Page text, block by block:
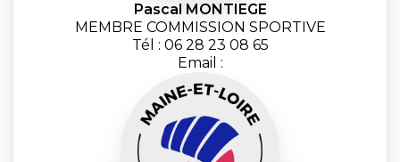
Pascal MONTIEGE
MEMBRE COMMISSION SPORTIVE
Tél : 06 28 23 08 65
Email :